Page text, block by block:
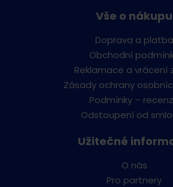
Vše o nákupu
Doprava a platba
Obchodní
Reklamace a vrácení
Zásady ochrany
Podmínky –
Odstoupení od
Užitečné
O nás
Pro partnery